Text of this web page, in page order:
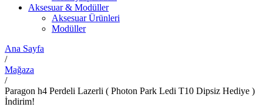
Aksesuar & Modüller
Aksesuar Ürünleri
Modüller
Ana Sayfa
/
Mağaza
/
Paragon h4 Perdeli Lazerli ( Photon Park Ledi T10 Dipsiz Hediye )
İndirim!